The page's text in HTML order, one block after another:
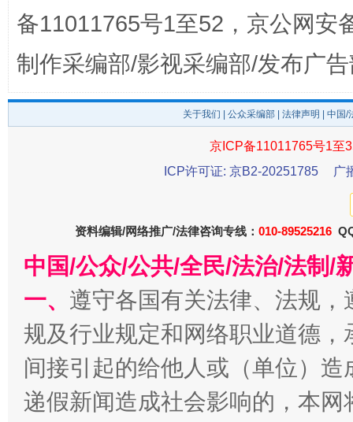
东山县通报“牛蛙产品抗生素超标问题” 法
千年窑火 生生不息 一
备11011765号1至52，京公网安
制作采编部/影视采编部/发布广
关于我们 公众采编部 法律声明 | 中国
京ICP备11011765号1至
ICP许可证: 京B2-20251785
广
资料编辑/网络推广/法律咨询专线： 010-89525216
中国/公众/公共/全民/法治/法制/
一、 遵守各国有关法律、法规
规及行业规定和网络职业道德
间接引起的给他人或（单位）
递假新闻造成社会影响的，本